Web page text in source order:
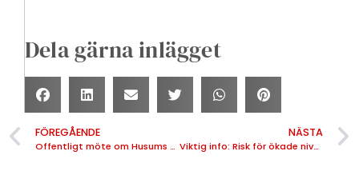
Dela gärna inlägget
FÖREGÅENDE
Offentligt möte om Husums framtid
NÄSTA
Viktig info: Risk för ökade nivåer av buller och illaluktande utsläpp